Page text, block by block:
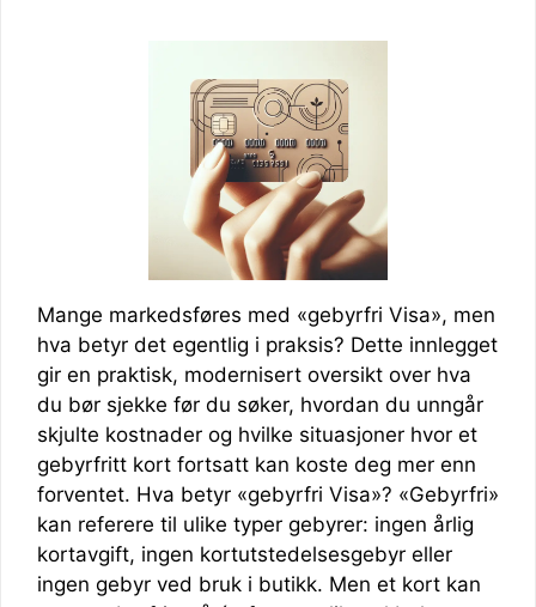
Mange markedsføres med «gebyrfri Visa», men
hva betyr det egentlig i praksis? Dette innlegget
gir en praktisk, modernisert oversikt over hva
du bør sjekke før du søker, hvordan du unngår
skjulte kostnader og hvilke situasjoner hvor et
gebyrfritt kort fortsatt kan koste deg mer enn
forventet. Hva betyr «gebyrfri Visa»? «Gebyrfri»
kan referere til ulike typer gebyrer: ingen årlig
kortavgift, ingen kortutstedelsesgebyr eller
ingen gebyr ved bruk i butikk. Men et kort kan